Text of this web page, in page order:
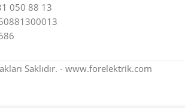
050 88 13
Saklıdır. - www.forelektrik.com